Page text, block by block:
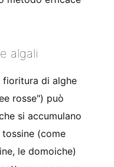
algali
fioritura di alghe
rosse") può
si accumulano
(come
le domoiche)